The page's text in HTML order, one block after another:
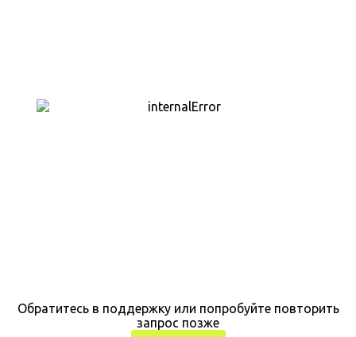
Обратитесь в поддержку или попробуйте повторить
запрос позже